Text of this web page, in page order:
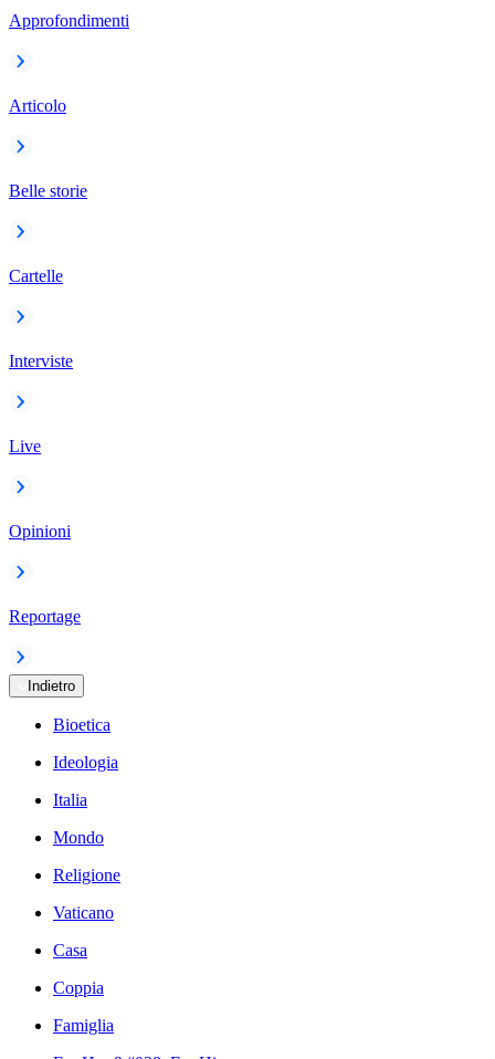
Approfondimenti
Articolo
Belle storie
Cartelle
Interviste
Live
Opinioni
Reportage
Indietro
Bioetica
Ideologia
Italia
Mondo
Religione
Vaticano
Casa
Coppia
Famiglia